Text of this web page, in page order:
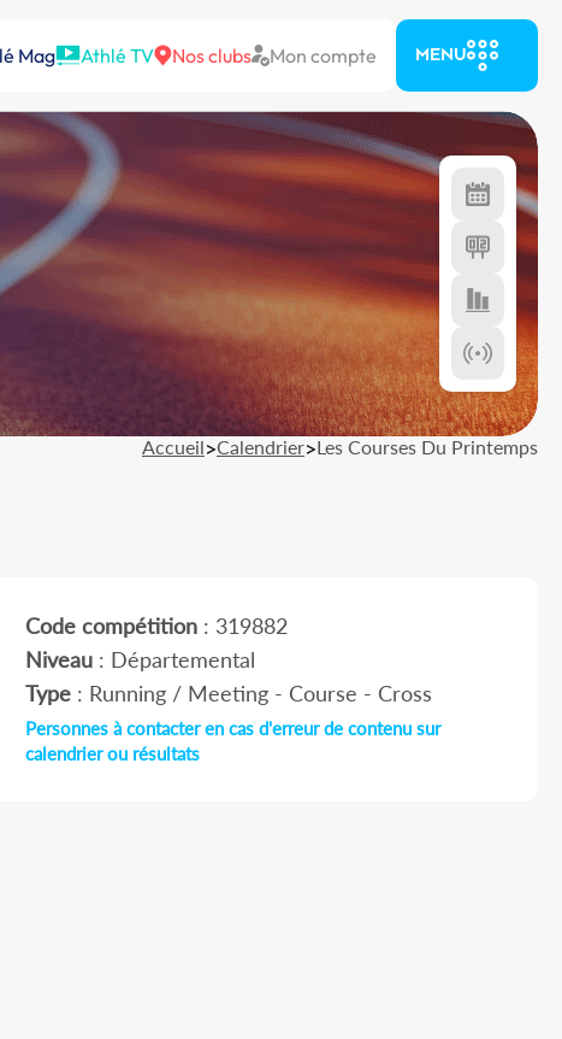
Mag Athlé TV Nos clubs Mon compte MENU
Accueil>Calendrier>Les Courses Du Printemps
Code compétition: 319882
Niveau: Départemental
Type: Running / Meeting - Course - Cross
Personnes à contacter en cas d'erreur de contenu sur
calendrier ou résultats